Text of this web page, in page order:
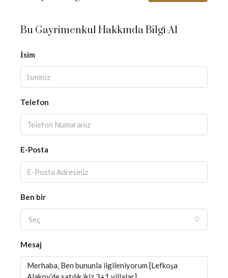
Bu Gayrimenkul Hakkında Bilgi Al
İsim
Telefon
E-Posta
Ben bir
Seç
Mesaj